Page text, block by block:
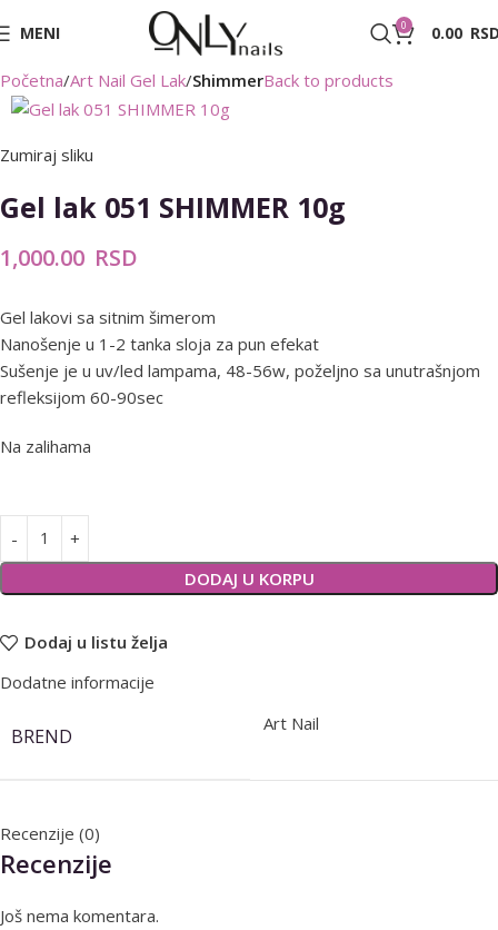
MENI 0 0.00
Početna Art Nail Gel Lak ShimmerBack to products
Zumiraj sliku
Gel lak 051 SHIMMER 10g
1,000.00 RSD
Gel lakovi sa sitnim šimerom
Nanošenje u 1-2 tanka sloja za pun efekat
Sušenje je u uv/led lampama, 48-56w, poželjno sa unutrašnjom
refleksijom 60-90sec
Na zalihama
DODAJ U KORPU
Alternative:
Dodaj u listu želja
Dodatne informacije
BREND
Art Nail
Recenzije (0)
Recenzije
Još nema komentara.